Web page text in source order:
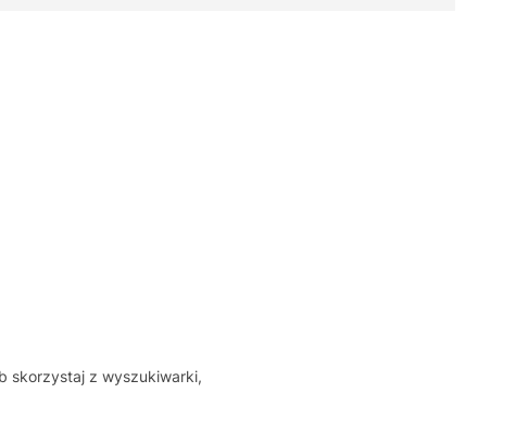
skorzystaj z wyszukiwarki,